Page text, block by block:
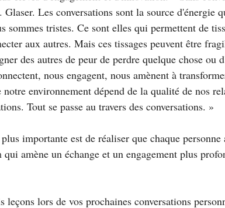
Les conversations sont la source d'énergie
sommes tristes. Ce sont elles qui permettent de
aux autres. Mais ces tissages peuvent être
des autres de peur de perdre quelque chose ou
nous engagent, nous amènent à
environnement dépend de la qualité de nos
Tout se passe au travers des conversations. »
importante est de réaliser que chaque
qui amène un échange et un engagement plus
leçons lors de vos prochaines conversations